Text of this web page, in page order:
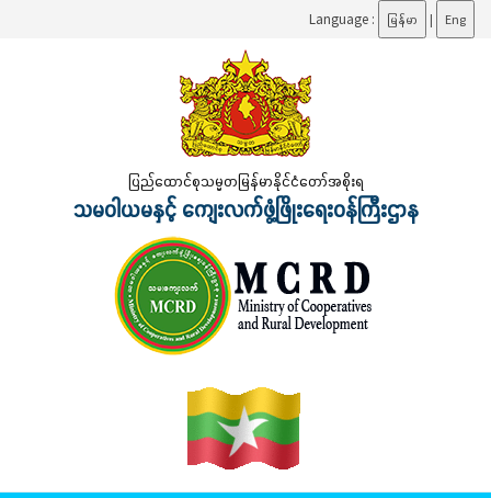
Language : မြန်မာ | Eng
ပြည်ထောင်စုသမ္မတမြန်မာနိုင်ငံတော်အစိုးရ
သမဝါယမနှင့် ကျေးလက်ဖွံ့ဖြိုးရေးဝန်ကြီးဌာန